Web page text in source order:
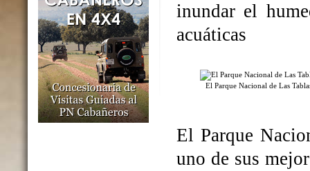
inundar el
acuáticas
El Parque Nacional de Las
El Parque
uno de sus